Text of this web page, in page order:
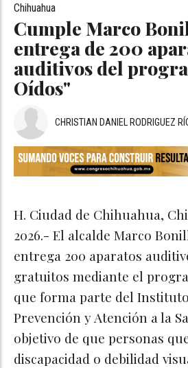
Cumple Marco
entrega de 200
auditivos del
Oídos"
Chihuahua
CHRISTIAN DANIEL RODRIGUEZ
H. Ciudad de Chihuahua,
2026.- El alcalde Marco
entrega 200 aparatos
gratuitos mediante el
que forma parte del
Prevención y Atención a la
objetivo de que personas
discapacidad o debilidad